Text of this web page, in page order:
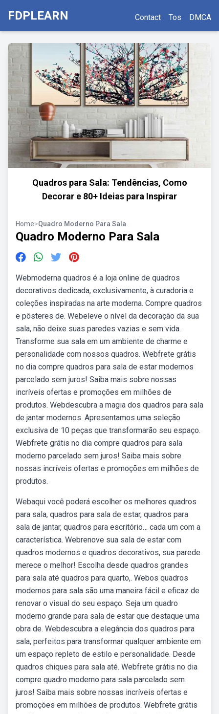
FDPLEARN Contact Tos DMCA
Quadros para Sala: Tendências, Como
Decorar e 80+ Ideias para Inspirar
Home>Quadro Moderno Para Sala
Quadro Moderno Para Sala
Webmoderna quadros é a loja online de quadros
decorativos dedicada, exclusivamente, à curadoria e
coleções inspiradas na arte moderna. Compre quadros
e pôsteres de. Webeleve o nível da decoração da sua
sala, não deixe suas paredes vazias e sem vida.
Transforme sua sala em um ambiente de charme e
personalidade com nossos quadros. Webfrete grátis
no dia compre quadros para sala de estar modernos
parcelado sem juros! Saiba mais sobre nossas
incríveis ofertas e promoções em milhões de
produtos. Webdescubra a magia dos quadros para sala
de jantar modernos. Apresentamos uma seleção
exclusiva de 10 peças que transformarão seu espaço.
Webfrete grátis no dia compre quadros para sala
moderno parcelado sem juros! Saiba mais sobre
nossas incríveis ofertas e promoções em milhões de
produtos.
Webaqui você poderá escolher os melhores quadros
para sala, quadros para sala de estar, quadros para
sala de jantar, quadros para escritório… cada um com a
característica. Webrenove sua sala de estar com
quadros modernos e quadros decorativos, sua parede
merece o melhor! Escolha desde quadros grandes
para sala até quadros para quarto,. Webos quadros
modernos para sala são uma maneira fácil e eficaz de
renovar o visual do seu espaço. Seja um quadro
moderno grande para sala de estar que destaque uma
obra de. Webdescubra a elegância dos quadros para
sala, perfeitos para transformar qualquer ambiente em
um espaço repleto de estilo e personalidade. Desde
quadros chiques para sala até. Webfrete grátis no dia
compre quadro moderno para sala parcelado sem
juros! Saiba mais sobre nossas incríveis ofertas e
promoções em milhões de produtos. Webfrete grátis